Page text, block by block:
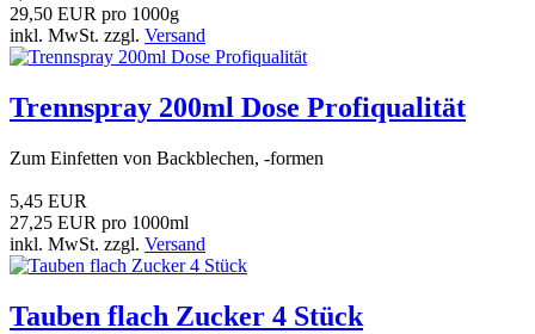
29,50 EUR pro 1000g
inkl. MwSt. zzgl. Versand
Trennspray 200ml Dose Profiqualität
Zum Einfetten von Backblechen, -formen
5,45 EUR
27,25 EUR pro 1000ml
inkl. MwSt. zzgl. Versand
Tauben flach Zucker 4 Stück